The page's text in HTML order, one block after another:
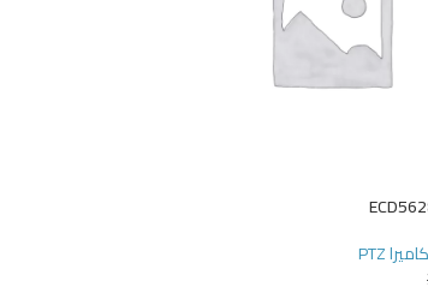
كاميرا PTZ